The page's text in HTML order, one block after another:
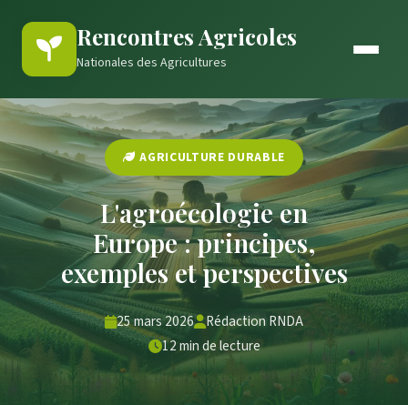
Rencontres Agricoles
Nationales des Agricultures
AGRICULTURE DURABLE
L'agroécologie en
Europe : principes,
exemples et perspectives
25 mars 2026
Rédaction RNDA
12 min de lecture